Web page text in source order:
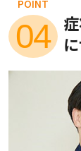
POINT
04